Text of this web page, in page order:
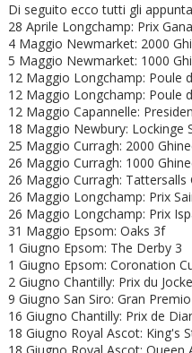
Di seguito ecco tutti gli
28 Aprile Longchamp: Prix
4 Maggio Newmarket: 2000
5 Maggio Newmarket: 1000
12 Maggio Longchamp: Poule
12 Maggio Longchamp: Poule
12 Maggio Capannelle:
18 Maggio Newbury: Lockinge
25 Maggio Curragh: 2000
26 Maggio Curragh: 1000
26 Maggio Curragh: Tattersalls
26 Maggio Longchamp: Prix
26 Maggio Longchamp: Prix
31 Maggio Epsom: Oaks 3f
1 Giugno Epsom: The Derby 3
1 Giugno Epsom: Coronation
2 Giugno Chantilly: Prix du
9 Giugno San Siro: Gran
16 Giugno Chantilly: Prix de
18 Giugno Royal Ascot: King's